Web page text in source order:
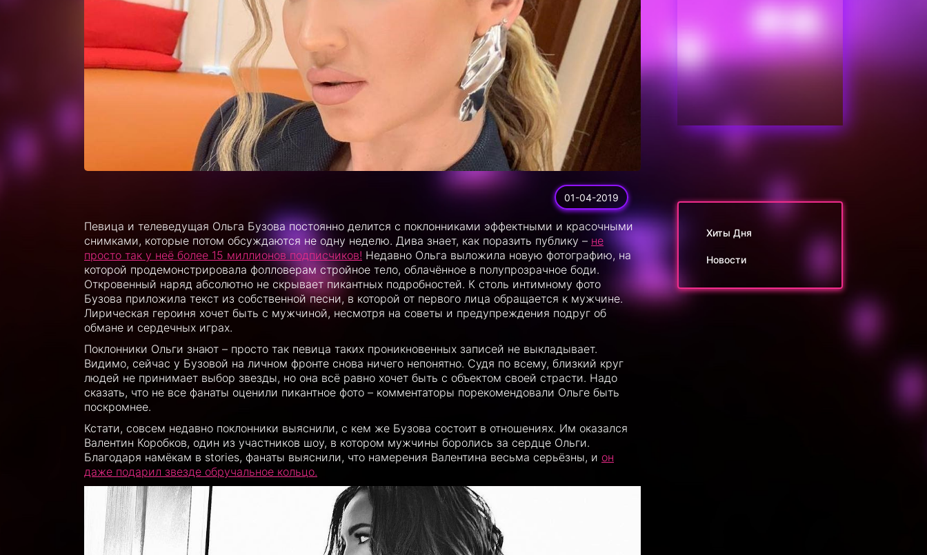
01-04-2019
Певица и телеведущая Ольга Бузова постоянно делится с поклонниками эффектными и красочными
снимками, которые потом обсуждаются не одну неделю. Дива знает, как поразить публику – не
просто так у неё более 15 миллионов подписчиков! Недавно Ольга выложила новую фотографию, на
которой продемонстрировала фолловерам стройное тело, облачённое в полупрозрачное боди.
Откровенный наряд абсолютно не скрывает пикантных подробностей. К столь интимному фото
Бузова приложила текст из собственной песни, в которой от первого лица обращается к мужчине.
Лирическая героиня хочет быть с мужчиной, несмотря на советы и предупреждения подруг об
обмане и сердечных играх.
Поклонники Ольги знают – просто так певица таких проникновенных записей не выкладывает.
Видимо, сейчас у Бузовой на личном фронте снова ничего непонятно. Судя по всему, близкий круг
людей не принимает выбор звезды, но она всё равно хочет быть с объектом своей страсти. Надо
сказать, что не все фанаты оценили пикантное фото – комментаторы порекомендовали Ольге быть
поскромнее.
Кстати, совсем недавно поклонники выяснили, с кем же Бузова состоит в отношениях. Им оказался
Валентин Коробков, один из участников шоу, в котором мужчины боролись за сердце Ольги.
Благодаря намёкам в stories, фанаты выяснили, что намерения Валентина весьма серьёзны, и он
даже подарил звезде обручальное кольцо.
Хиты Дня
Новости